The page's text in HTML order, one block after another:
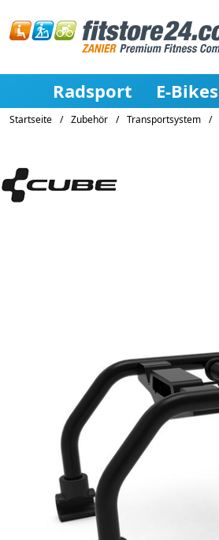
Radsport E-Bikes
Startseite / Zubehör / Transportsystem /